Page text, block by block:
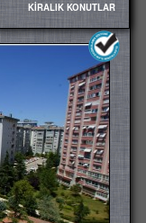
KİRALIK KONUTLAR